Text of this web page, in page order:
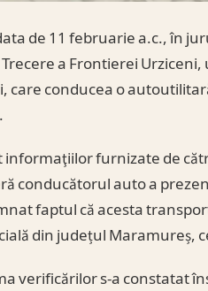
de 11 februarie a.c., în
a Frontierei
care conducea o
informaţiilor furnizate de
conducătorul auto a
faptul că acesta
din județul Maramureș,
verificărilor s-a constatat